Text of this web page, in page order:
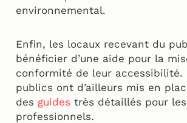
environnemental.
Enfin, les locaux recevant du
bénéficier d’une aide pour la
conformité de leur accessibilité.
publics ont d’ailleurs mis en
des guides très détaillés pour les
professionnels.